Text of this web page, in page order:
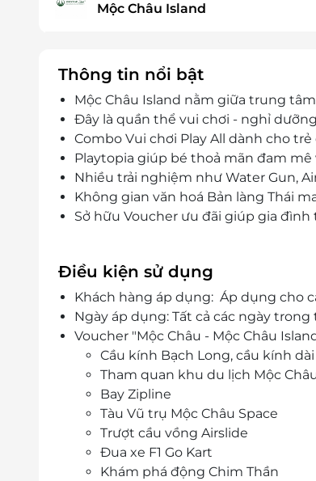
Mộc Châu Island
Thông tin nổi bật
Mộc Châu Island nằm giữa trung
Đây là quần thể vui chơi - nghỉ
Combo Vui chơi Play All dành cho
Playtopia giúp bé thoả mãn đam mê
Nhiều trải nghiệm như Water Gun,
Không gian văn hoá Bản làng Thái
Sở hữu Voucher ưu đãi giúp gia
Điều kiện sử dụng
Khách hàng áp dụng: Áp dụng cho
Ngày áp dụng: Tất cả các ngày trong
Voucher "Mộc Châu - Mộc Châu
Cầu kính Bạch Long, cầu kính
Tham quan khu du lịch Mộc
Bay Zipline
Tàu Vũ trụ Mộc Châu Space
Trượt cầu vồng Airslide
Đua xe F1 Go Kart
Khám phá động Chim Thần